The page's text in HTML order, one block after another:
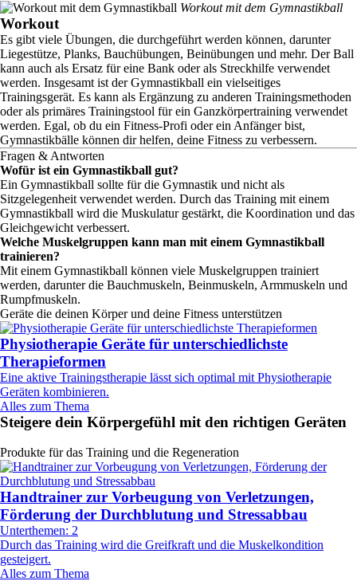
Workout mit dem Gymnastikball
Workout
Es gibt viele Übungen, die durchgeführt werden können, darunter
Liegestütze, Planks, Bauchübungen, Beinübungen und mehr. Der Ball
kann auch als Ersatz für eine Bank oder als Streckhilfe verwendet
werden. Insgesamt ist der Gymnastikball ein vielseitiges
Trainingsgerät. Es kann als Ergänzung zu anderen Trainingsmethoden
oder als primäres Trainingstool für ein Ganzkörpertraining verwendet
werden. Egal, ob du ein Fitness-Profi oder ein Anfänger bist,
Gymnastikbälle können dir helfen, deine Fitness zu verbessern.
Fragen & Antworten
Wofür ist ein Gymnastikball gut?
Ein Gymnastikball sollte für die Gymnastik und nicht als
Sitzgelegenheit verwendet werden. Durch das Training mit einem
Gymnastikball wird die Muskulatur gestärkt, die Koordination und das
Gleichgewicht verbessert.
Welche Muskelgruppen kann man mit einem Gymnastikball
trainieren?
Mit einem Gymnastikball können viele Muskelgruppen trainiert
werden, darunter die Bauchmuskeln, Beinmuskeln, Armmuskeln und
Rumpfmuskeln.
Geräte die deinen Körper und deine Fitness unterstützen
Physiotherapie Geräte für unterschiedlichste
Therapieformen
Eine aktive Trainingstherapie lässt sich optimal mit Physiotherapie
Geräten kombinieren.
Alles zum Thema
Steigere dein Körpergefühl mit den richtigen Geräten
Produkte für das Training und die Regeneration
Handtrainer zur Vorbeugung von Verletzungen,
Förderung der Durchblutung und Stressabbau
Unterthemen: 2
Durch das Training wird die Greifkraft und die Muskelkondition
gesteigert.
Alles zum Thema